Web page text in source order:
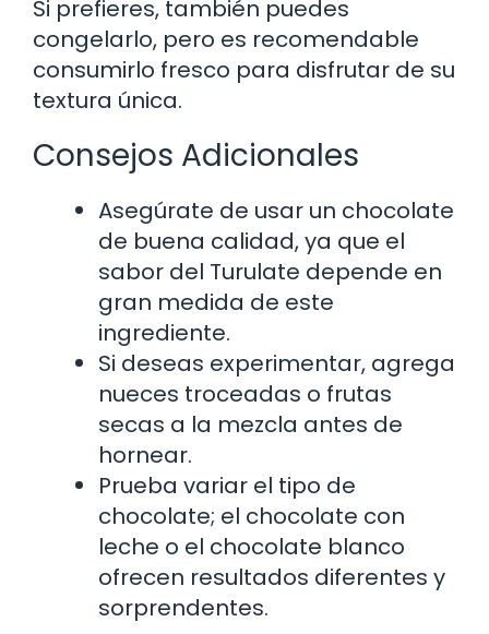
Si prefieres, también puedes
congelarlo, pero es recomendable
consumirlo fresco para disfrutar de su
textura única.
Consejos Adicionales
Asegúrate de usar un chocolate
de buena calidad, ya que el
sabor del Turulate depende en
gran medida de este
ingrediente.
Si deseas experimentar, agrega
nueces troceadas o frutas
secas a la mezcla antes de
hornear.
Prueba variar el tipo de
chocolate; el chocolate con
leche o el chocolate blanco
ofrecen resultados diferentes y
sorprendentes.